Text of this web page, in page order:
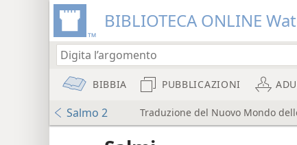
BIBLIOTECA ONLINE
BIBBIA PUBBLICAZIONI
Salmo 2 Traduzione del Nuovo Mondo